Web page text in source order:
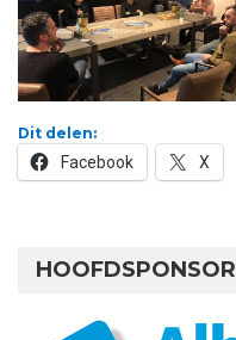
Dit delen:
Facebook X
HOOFDSPONSOR